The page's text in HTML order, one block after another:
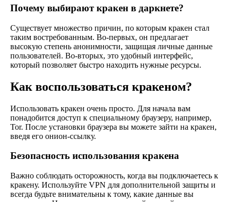
Почему выбирают кракен в даркнете?
Существует множество причин, по которым кракен стал
таким востребованным. Во-первых, он предлагает
высокую степень анонимности, защищая личные данные
пользователей. Во-вторых, это удобный интерфейс,
который позволяет быстро находить нужные ресурсы.
Как воспользоваться кракеном?
Использовать кракен очень просто. Для начала вам
понадобится доступ к специальному браузеру, например,
Tor. После установки браузера вы можете зайти на кракен,
введя его онион-ссылку.
Безопасность использования кракена
Важно соблюдать осторожность, когда вы подключаетесь к
кракену. Используйте VPN для дополнительной защиты и
всегда будьте внимательны к тому, какие данные вы